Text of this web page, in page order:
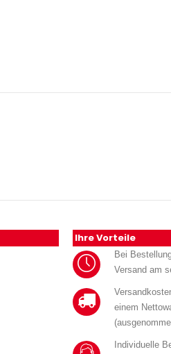
Ihre Vorteile
Bei
Versand am
einem
Individuelle